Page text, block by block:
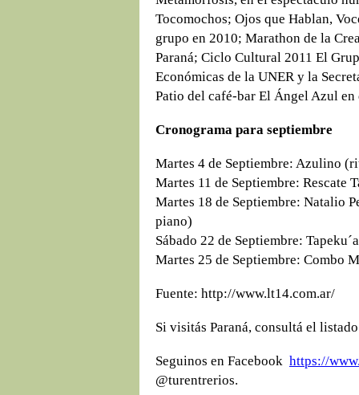
Tocomochos; Ojos que Hablan,
grupo en 2010; Marathon de la
Paraná; Ciclo Cultural 2011 El
Económicas de la UNER y la
Patio del café-bar El Ángel Azul en
Cronograma para septiembre
Martes 4 de Septiembre: Azulino
Martes 11 de Septiembre: Rescate
Martes 18 de Septiembre: Natalio
piano)
Sábado 22 de Septiembre:
Martes 25 de Septiembre: Combo
Fuente: http://www.lt14.com.ar/
Si visitás Paraná, consultá el
Seguinos en Facebook https://
@turentrerios.